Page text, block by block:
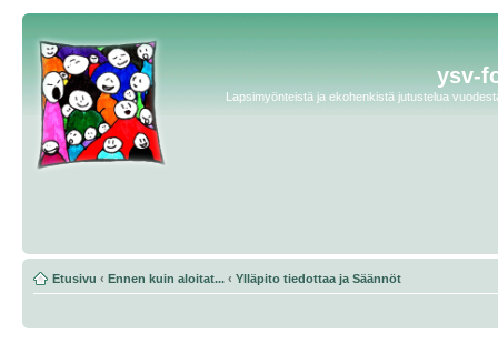
ysv-
Lapsimyönteistä ja ekohenkistä jutustelua
Etusivu ‹ Ennen kuin aloitat... ‹ Ylläpito tiedottaa ja Säännöt